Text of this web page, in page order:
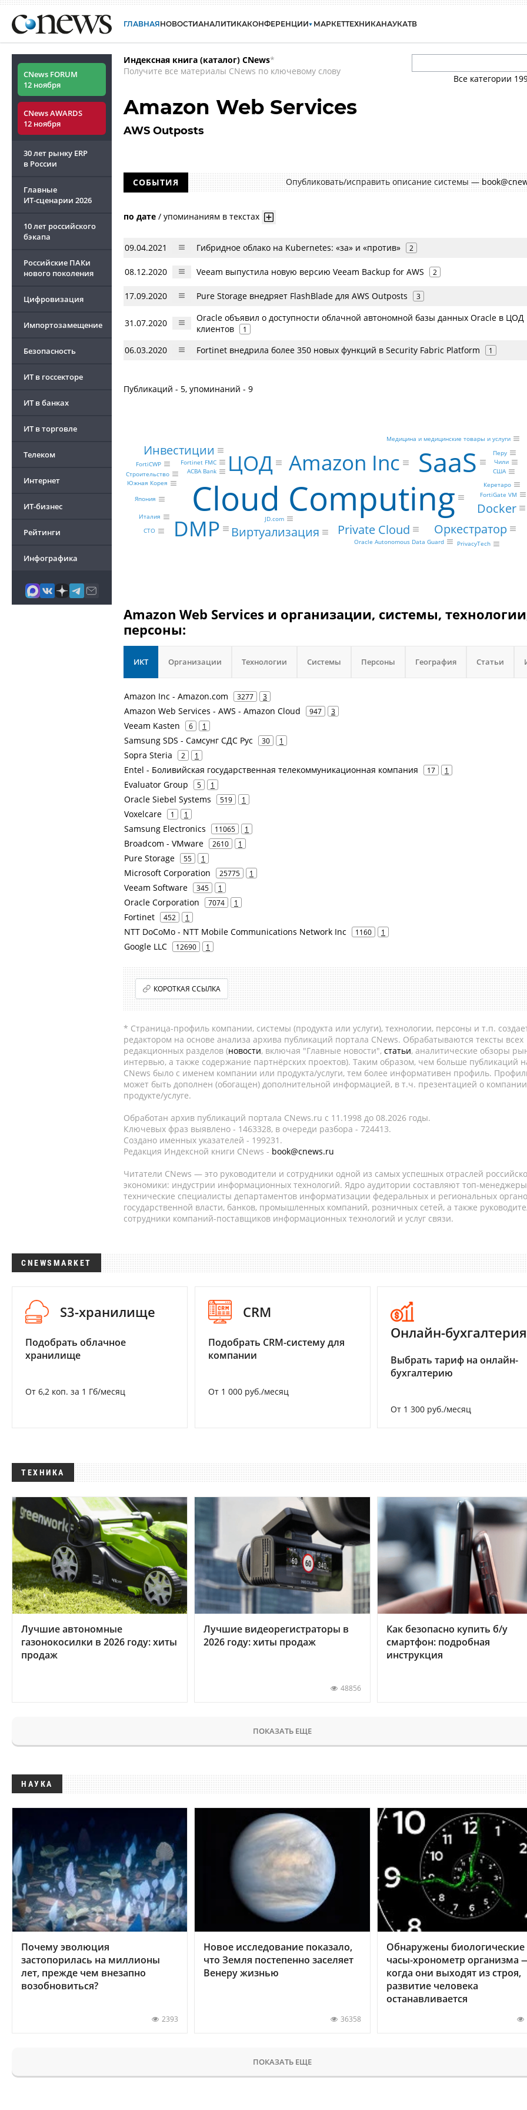
ГЛАВНАЯНОВОСТИАНАЛИТИКАКОНФЕРЕНЦИИ МАРКЕТТЕХНИКАНАУКАТВ
CNews FORUM
12 ноября
CNews AWARDS
12 ноября
30 лет рынку ERP
в России
Главные
ИТ-сценарии 2026
10 лет российского
бэкапа
Российские ПАКи
нового поколения
Цифровизация
Импортозамещение
Безопасность
ИТ в госсекторе
ИТ в банках
ИТ в торговле
Телеком
Интернет
ИТ-бизнес
Рейтинги
Инфографика
Индексная книга (каталог) CNews*
Получите все материалы CNews по ключевому слову
Все категории
Amazon Web Services
AWS Outposts
СОБЫТИЯ Опубликовать/исправить описание системы —
по дате / упоминаниям в текстах
09.04.2021 Гибридное облако на Kubernetes: «за» и «против» 2
08.12.2020 Veeam выпустила новую версию Veeam Backup for AWS 2
17.09.2020 Pure Storage внедряет FlashBlade для AWS Outposts 3
31.07.2020
Oracle объявил о доступности облачной автономной базы данных Oracle в ЦОД
клиентов
1
06.03.2020 Fortinet внедрила более 350 новых функций в Security Fabric Platform 1
Публикаций - 5, упоминаний - 9
Cloud Computing
SaaS
Amazon Inc
ЦОД
DMP Виртуализация Private Cloud Оркестратор
Docker
Инвестиции
ACBA Bank
JD.com
FortiGate VM
Oracle Autonomous Data Guard
Fortinet FMC
FortiCWP
Керетаро
США
Южная Корея
Япония
Италия
Чили
Перу
Строительство
PrivacyTech
Медицина и медицинские товары и услуги
CTO
Amazon Web Services и организации, системы,
персоны:
ИКТ Организации Технологии Системы Персоны География Статьи
Amazon Inc - Amazon.com 3277 3
Amazon Web Services - AWS - Amazon Cloud 947 3
Veeam Kasten 6 1
Samsung SDS - Самсунг СДС Рус 30 1
Sopra Steria 2 1
Entel - Боливийская государственная телекоммуникационная компания 17 1
Evaluator Group 5 1
Oracle Siebel Systems 519 1
Voxelcare 1 1
Samsung Electronics 11065 1
Broadcom - VMware 2610 1
Pure Storage 55 1
Microsoft Corporation 25775 1
Veeam Software 345 1
Oracle Corporation 7074 1
Fortinet 452 1
NTT DoCoMo - NTT Mobile Communications Network Inc 1160 1
Google LLC 12690 1
КОРОТКАЯ ССЫЛКА
* Страница-профиль компании, системы (продукта или услуги), технологии, персоны и т.п.
редактором на основе анализа архива публикаций портала CNews. Обрабатываются тексты всех
редакционных разделов (новости, включая "Главные новости", статьи, аналитические обзоры
интервью, а также содержание партнёрских проектов). Таким образом, чем больше публикаций
CNews было с именем компании или продукта/услуги, тем более информативен профиль.
может быть дополнен (обогащен) дополнительной информацией, в т.ч. презентацией о
продукте/услуге.
Обработан архив публикаций портала CNews.ru c 11.1998 до 08.2026 годы.
Ключевых фраз выявлено - 1463328, в очереди разбора - 724413.
Создано именных указателей - 199231.
Редакция Индексной книги CNews - book@cnews.ru
Читатели CNews — это руководители и сотрудники одной из самых успешных отраслей
экономики: индустрии информационных технологий. Ядро аудитории составляют топ-
технические специалисты департаментов информатизации федеральных и региональных
государственной власти, банков, промышленных компаний, розничных сетей, а также
сотрудники компаний-поставщиков информационных технологий и услуг связи.
CNEWSMARKET
S3-хранилище
Подобрать облачное
хранилище
От 6,2 коп. за 1 Гб/месяц
CRM
Подобрать CRM-систему для
компании
От 1 000 руб./месяц
Онлайн-бухгалтерия
Выбрать тариф на онлайн-
бухгалтерию
От 1 300 руб./месяц
ТЕХНИКА
Лучшие автономные
газонокосилки в 2026 году: хиты
продаж
Лучшие видеорегистраторы в
2026 году: хиты продаж
48856
Как безопасно купить б/у
смартфон: подробная
инструкция
ПОКАЗАТЬ ЕЩЕ
НАУКА
Почему эволюция
застопорилась на миллионы
лет, прежде чем внезапно
возобновиться?
2393
Новое исследование показало,
что Земля постепенно заселяет
Венеру жизнью
36358
Обнаружены биологические
часы-хронометр организма
когда они выходят из строя,
развитие человека
останавливается
ПОКАЗАТЬ ЕЩЕ